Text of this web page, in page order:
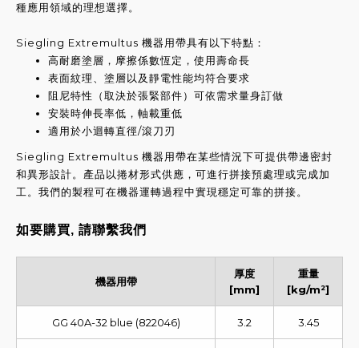
種應用領域的理想選擇。
Siegling Extremultus 機器用帶具有以下特點：
高耐磨塗層，摩擦係數恆定，使用壽命長
表面紋理、塗層以及靜電性能均符合要求
阻尼特性（取決於張緊部件）可依需求量身訂做
安裝時伸長率低，軸載重低
適用於小迴轉直徑/滾刀刃
Siegling Extremultus 機器用帶在某些情況下可提供帶邊密封
和異形設計。產品以捲材形式供應，可進行拼接預處理或完成加
工。我們的製程可在機器運轉過程中實現穩定可靠的拼接。
如要購買, 請聯繫我們
機器用帶
厚度
[mm]
重量
[kg/m²]
GG 40A-32 blue (822046) 3.2 3.45